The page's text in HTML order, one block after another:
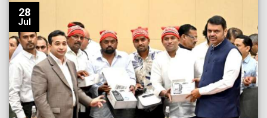
28
Jul